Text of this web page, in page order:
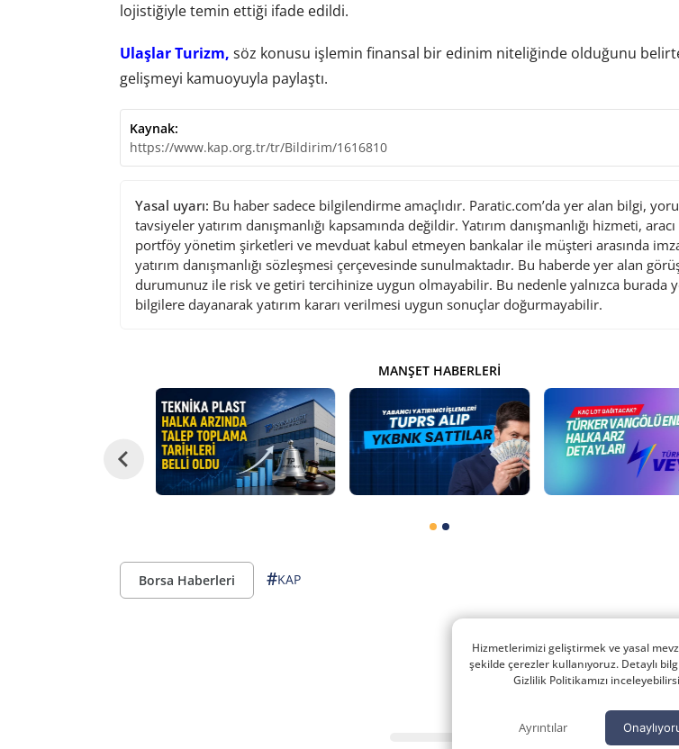
lojistiğiyle temin ettiği ifade edildi.
Ulaşlar Turizm, söz konusu işlemin finansal bir edinim niteliğinde olduğunu
gelişmeyi kamuoyuyla paylaştı.
Kaynak:
https://www.kap.org.tr/tr/Bildirim/1616810
Yasal uyarı: Bu haber sadece bilgilendirme amaçlıdır. Paratic.com’da yer alan bilgi,
tavsiyeler yatırım danışmanlığı kapsamında değildir. Yatırım danışmanlığı hizmeti,
portföy yönetim şirketleri ve mevduat kabul etmeyen bankalar ile müşteri arasında
yatırım danışmanlığı sözleşmesi çerçevesinde sunulmaktadır. Bu haberde yer alan
durumunuz ile risk ve getiri tercihinize uygun olmayabilir. Bu nedenle yalnızca burada
bilgilere dayanarak yatırım kararı verilmesi uygun sonuçlar doğurmayabilir.
MANŞET HABERLERI
Borsa Haberleri #KAP
Hizmetlerimizi geliştirmek ve yasal
şekilde çerezler kullanıyoruz. Detaylı
Gizlilik Politikamızı
Ayrıntılar